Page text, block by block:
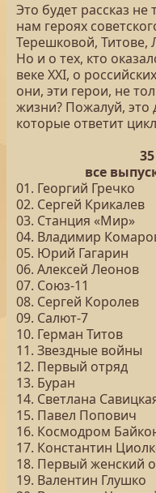
Это будет рассказ
нам героях
Терешковой, Титове,
Но и о тех, кто
веке XXI, о
они, эти герои, не
жизни? Пожалуй, это
которые ответит
все
01. Георгий Гречко
02. Сергей Крикалев
03. Станция «Мир»
04. Владимир
05. Юрий Гагарин
06. Алексей Леонов
07. Союз-11
08. Сергей Королев
09. Салют-7
10. Герман Титов
11. Звездные войны
12. Первый отряд
13. Буран
14. Светлана
15. Павел Попович
16. Космодром
17. Константин
18. Первый женский
19. Валентин Глушко